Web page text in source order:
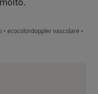
• ecocolordoppler vascolare •